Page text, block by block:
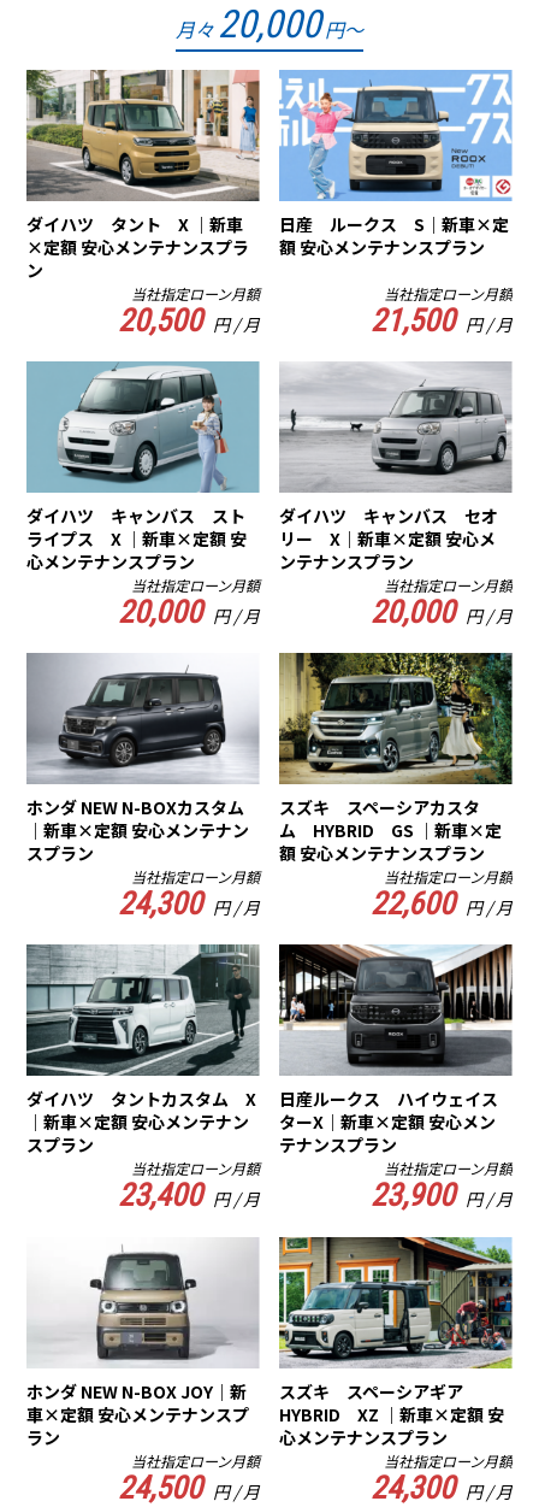
月々 20,000円～
ダイハツ タント X ｜新車
×定額 安心メンテナンスプラ
ン
当社指定ローン月額
20,500 円 / 月
日産 ルークス S｜新車×定
額 安心メンテナンスプラン
当社指定ローン月額
21,500 円 / 月
ダイハツ キャンバス スト
ライプス X ｜新車×定額 安
心メンテナンスプラン
当社指定ローン月額
20,000 円 / 月
ダイハツ キャンバス セオ
リー X｜新車×定額 安心メ
ンテナンスプラン
当社指定ローン月額
20,000 円 / 月
ホンダ NEW N-BOXカスタム
｜新車×定額 安心メンテナン
スプラン
当社指定ローン月額
24,300 円 / 月
スズキ スペーシアカスタ
ム HYBRID GS ｜新車×定
額 安心メンテナンスプラン
当社指定ローン月額
22,600 円 / 月
ダイハツ タントカスタム X
｜新車×定額 安心メンテナン
スプラン
当社指定ローン月額
23,400 円 / 月
日産ルークス ハイウェイス
ターX｜新車×定額 安心メン
テナンスプラン
当社指定ローン月額
23,900 円 / 月
ホンダ NEW N-BOX JOY｜新
車×定額 安心メンテナンスプ
ラン
当社指定ローン月額
24,500 円 / 月
スズキ スペーシアギア
HYBRID XZ ｜新車×定額 安
心メンテナンスプラン
当社指定ローン月額
24,300 円 / 月